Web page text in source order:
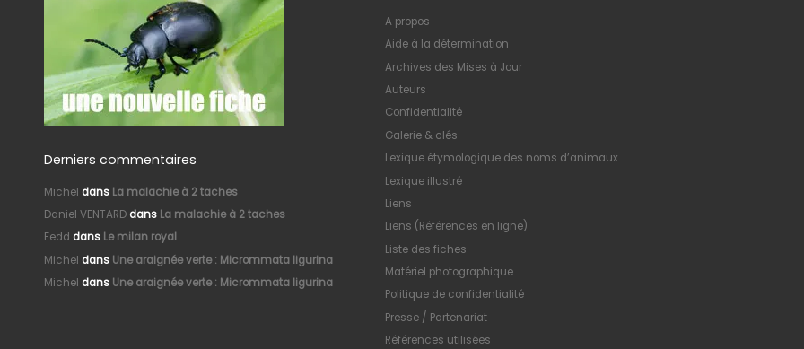
Derniers commentaires
Michel dans La malachie à 2 taches
Daniel VENTARD dans La malachie à 2 taches
Fedd dans Le milan royal
Michel dans Une araignée verte : Micrommata ligurina
Michel dans Une araignée verte : Micrommata ligurina
A propos
Aide à la détermination
Archives des Mises à Jour
Auteurs
Confidentialité
Galerie & clés
Lexique étymologique des noms d’animaux
Lexique illustré
Liens
Liens (Références en ligne)
Liste des fiches
Matériel photographique
Politique de confidentialité
Presse / Partenariat
Références utilisées